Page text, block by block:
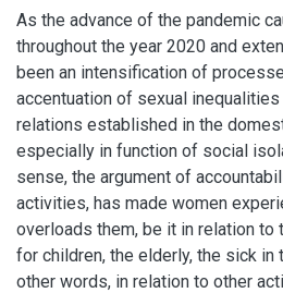
As the advance of the pandemic
throughout the year 2020 and
been an intensification of
accentuation of sexual
relations established in the
especially in function of social
sense, the argument of
activities, has made women
overloads them, be it in relation
for children, the elderly, the sick in
other words, in relation to other